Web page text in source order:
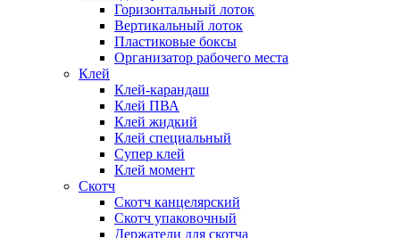
Горизонтальный лоток
Вертикальный лоток
Пластиковые боксы
Организатор рабочего места
Клей
Клей-карандаш
Клей ПВА
Клей жидкий
Клей специальный
Супер клей
Клей момент
Скотч
Скотч канцелярский
Скотч упаковочный
Держатели для скотча